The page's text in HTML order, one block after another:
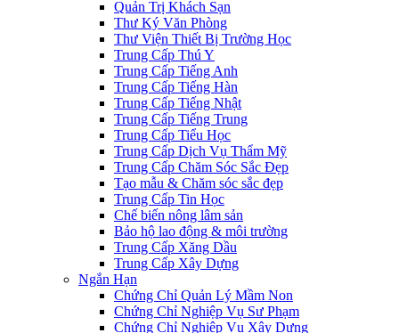
Quản Trị Khách Sạn
Thư Ký Văn Phòng
Thư Viện Thiết Bị Trường Học
Trung Cấp Thú Y
Trung Cấp Tiếng Anh
Trung Cấp Tiếng Hàn
Trung Cấp Tiếng Nhật
Trung Cấp Tiếng Trung
Trung Cấp Tiểu Học
Trung Cấp Dịch Vụ Thẩm Mỹ
Trung Cấp Chăm Sóc Sắc Đẹp
Tạo mẫu & Chăm sóc sắc đẹp
Trung Cấp Tin Học
Chế biến nông lâm sản
Bảo hộ lao động & môi trường
Trung Cấp Xăng Dầu
Trung Cấp Xây Dựng
Ngắn Hạn
Chứng Chỉ Quản Lý Mầm Non
Chứng Chỉ Nghiệp Vụ Sư Phạm
Chứng Chỉ Nghiệp Vụ Xây Dựng